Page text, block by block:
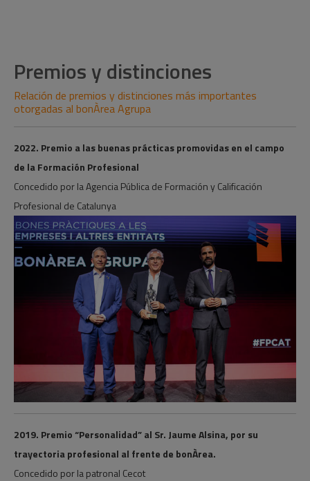
Premios y distinciones
Relación de premios y distinciones más importantes
otorgadas al bonÀrea Agrupa
2022. Premio a las buenas prácticas promovidas en el campo
de la Formación Profesional
Concedido por la Agencia Pública de Formación y Calificación
Profesional de Catalunya
2019. Premio “Personalidad” al Sr. Jaume Alsina, por su
trayectoria profesional al frente de bonÀrea.
Concedido por la patronal Cecot